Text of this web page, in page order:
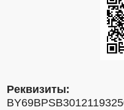
Реквизиты: